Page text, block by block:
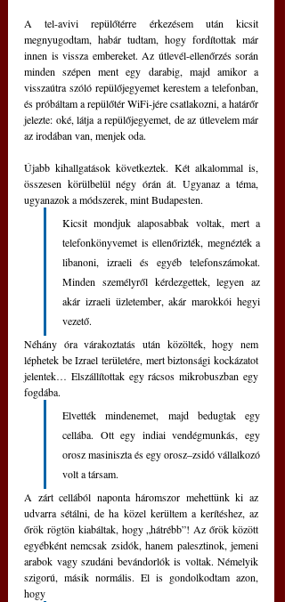
A tel-avivi repülőtérre érkezésem után kicsit
megnyugodtam, habár tudtam, hogy fordítottak már
innen is vissza embereket. Az útlevél-ellenőrzés során
minden szépen ment egy darabig, majd amikor a
visszaútra szóló repülőjegyemet kerestem a telefonban,
és próbáltam a repülőtér WiFi-jére csatlakozni, a határőr
jelezte: oké, látja a repülőjegyemet, de az útlevelem már
az irodában van, menjek oda.
Újabb kihallgatások következtek. Két alkalommal is,
összesen körülbelül négy órán át. Ugyanaz a téma,
ugyanazok a módszerek, mint Budapesten.
Kicsit mondjuk alaposabbak voltak, mert a
telefonkönyvemet is ellenőrizték, megnézték a
libanoni, izraeli és egyéb telefonszámokat.
Minden személyről kérdezgettek, legyen az
akár izraeli üzletember, akár marokkói hegyi
vezető.
Néhány óra várakoztatás után közölték, hogy nem
léphetek be Izrael területére, mert biztonsági kockázatot
jelentek… Elszállítottak egy rácsos mikrobuszban egy
fogdába.
Elvették mindenemet, majd bedugtak egy
cellába. Ott egy indiai vendégmunkás, egy
orosz masiniszta és egy orosz–zsidó vállalkozó
volt a társam.
A zárt cellából naponta háromszor mehettünk ki az
udvarra sétálni, de ha közel kerültem a kerítéshez, az
őrök rögtön kiabáltak, hogy „hátrébb”! Az őrök között
egyébként nemcsak zsidók, hanem palesztinok, jemeni
arabok vagy szudáni bevándorlók is voltak. Némelyik
szigorú, másik normális. El is gondolkodtam azon,
hogy